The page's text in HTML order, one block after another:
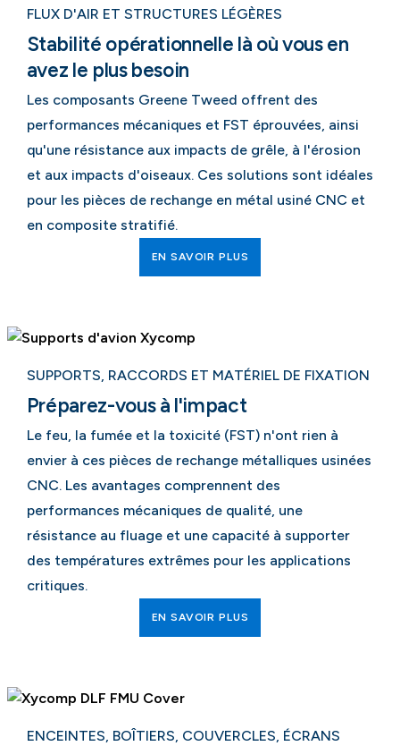
FLUX D'AIR ET STRUCTURES LÉGÈRES
Stabilité opérationnelle là où vous en
avez le plus besoin
Les composants Greene Tweed offrent des
performances mécaniques et FST éprouvées, ainsi
qu'une résistance aux impacts de grêle, à l'érosion
et aux impacts d'oiseaux. Ces solutions sont idéales
pour les pièces de rechange en métal usiné CNC et
en composite stratifié.
EN SAVOIR PLUS
SUPPORTS, RACCORDS ET MATÉRIEL DE FIXATION
Préparez-vous à l'impact
Le feu, la fumée et la toxicité (FST) n'ont rien à
envier à ces pièces de rechange métalliques usinées
CNC. Les avantages comprennent des
performances mécaniques de qualité, une
résistance au fluage et une capacité à supporter
des températures extrêmes pour les applications
critiques.
EN SAVOIR PLUS
ENCEINTES, BOÎTIERS, COUVERCLES, ÉCRANS